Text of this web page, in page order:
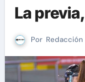
La
Por Redacción